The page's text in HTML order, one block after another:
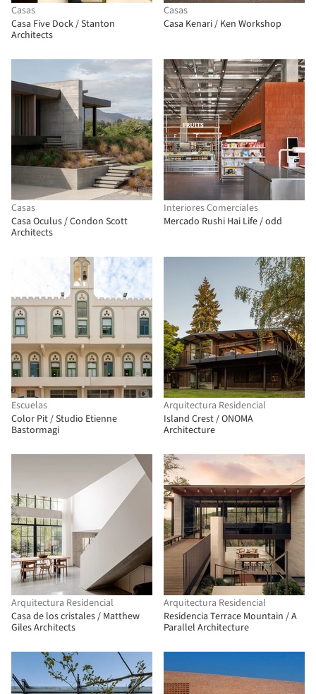
Casas
Casa Five Dock / Stanton
Architects
Casas
Casa Kenari / Ken Workshop
Casas
Casa Oculus / Condon Scott
Architects
Interiores Comerciales
Mercado Rushi Hai Life / odd
Escuelas
Color Pit / Studio Etienne
Bastormagi
Arquitectura Residencial
Island Crest / ONOMA
Architecture
Arquitectura Residencial
Casa de los cristales / Matthew
Giles Architects
Arquitectura Residencial
Residencia Terrace Mountain / A
Parallel Architecture